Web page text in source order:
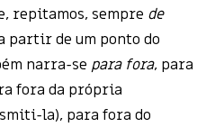
repitamos, sempre de
partir de um ponto do
narra-se para fora, para
fora da própria
la), para fora do